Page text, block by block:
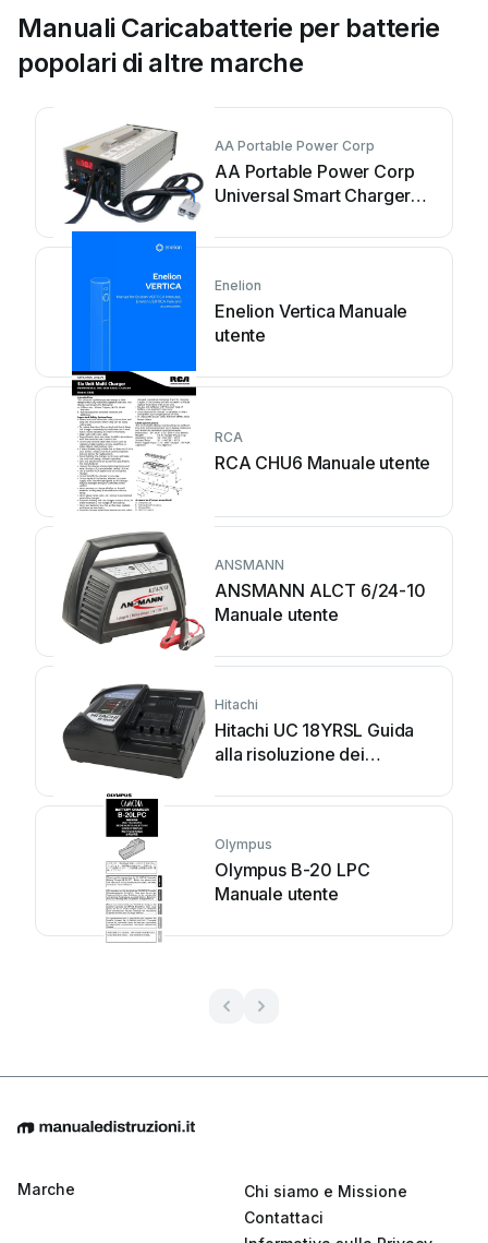
Manuali Caricabatterie per batterie
popolari di altre marche
AA Portable Power Corp
AA Portable Power Corp
Universal Smart Charger
Enelion
Enelion Vertica Manuale
utente
RCA
RCA CHU6 Manuale utente
ANSMANN
ANSMANN ALCT 6/24-10
Manuale utente
Hitachi
Hitachi UC 18YRSL Guida
alla risoluzione dei
Olympus
Olympus B-20 LPC
Manuale utente
Marche
Chi siamo e Missione
Contattaci